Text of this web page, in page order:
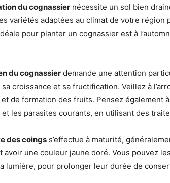
du cognassier nécessite un sol bien
variétés adaptées au climat de votre
pour planter un cognassier est à
du cognassier demande une attention
croissance et sa fructification. Veillez à
de formation des fruits. Pensez également
et les parasites courants, en utilisant des
des coings s’effectue à maturité,
avoir une couleur jaune doré. Vous pouvez
lumière, pour prolonger leur durée de